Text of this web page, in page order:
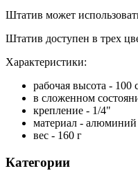
Штатив может
Штатив доступен в трех
Характеристики:
рабочая высота - 100
в сложенном
крепление - 1/4"
материал - алюминий
вес - 160 г
Категории